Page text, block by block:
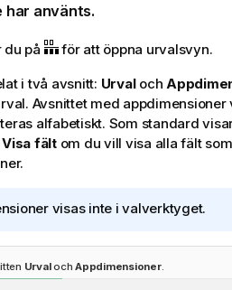
har använts.
du på
för att öppna urvalsvyn.
i två avsnitt: Urvaloch
Avsnittet med
alfabetiskt. Som standard
Visa fältom du vill visa alla fält
visas inte i valverktyget.
Urvaloch Appdimensioner.